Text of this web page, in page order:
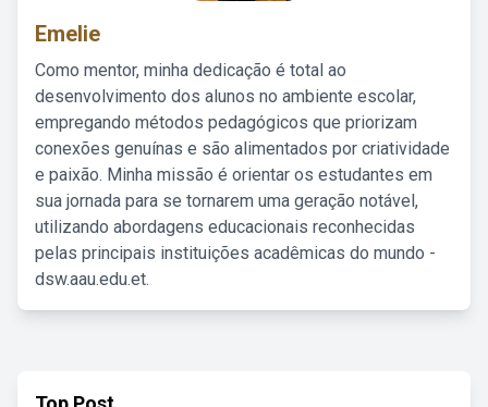
Emelie
Como mentor, minha dedicação é total ao
desenvolvimento dos alunos no ambiente escolar,
empregando métodos pedagógicos que priorizam
conexões genuínas e são alimentados por criatividade
e paixão. Minha missão é orientar os estudantes em
sua jornada para se tornarem uma geração notável,
utilizando abordagens educacionais reconhecidas
pelas principais instituições acadêmicas do mundo -
dsw.aau.edu.et.